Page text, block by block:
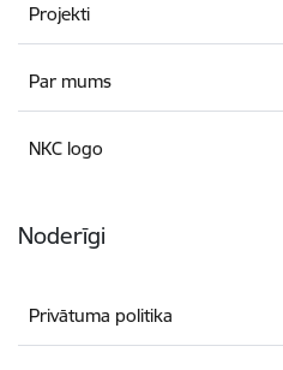
Projekti
Par mums
NKC logo
Noderīgi
Privātuma politika